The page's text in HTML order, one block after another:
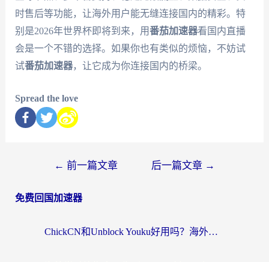
时售后等功能，让海外用户能无缝连接国内的精彩。特
别是2026年世界杯即将到来，用番茄加速器看国内直播
会是一个不错的选择。如果你也有类似的烦恼，不妨试
试番茄加速器，让它成为你连接国内的桥梁。
Spread the love
← 前一篇文章 后一篇文章 →
免费回国加速器
ChickCN和Unblock Youku好用吗？海外党亲测3款回国加速器，附iOS免费选择指南